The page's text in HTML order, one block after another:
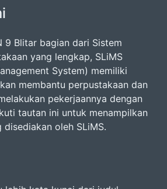
9 Blitar bagian dari Sistem
yang lengkap, SLiMS
System) memiliki
membantu perpustakaan dan
pekerjaannya dengan
tautan ini untuk menampilkan
oleh SLiMS.